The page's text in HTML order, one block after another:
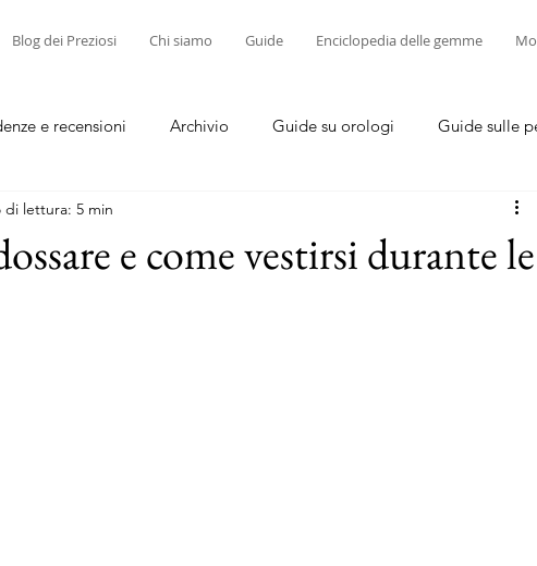
Blog dei Preziosi Chi siamo Guide Enciclopedia delle gemme
e recensioni Archivio Guide su orologi Guide sulle
Guide su corallo e cammei
e come vestirsi durante le
di lettura: 5 min